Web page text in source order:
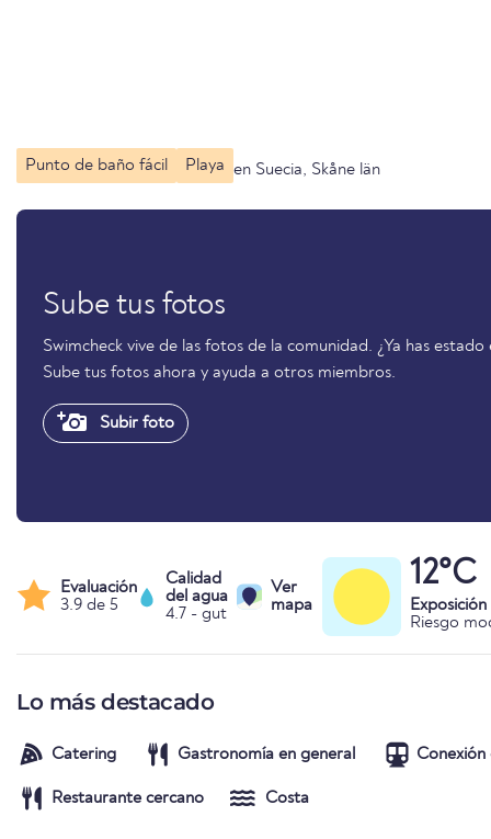
Punto de baño fácil Playa en Suecia, Skåne län
Sube tus fotos
Swimcheck vive de las fotos de la comunidad. ¿Ya has
Sube tus fotos ahora y ayuda a otros miembros.
Subir foto
Evaluación
3.9 de 5
Calidad
del agua
4.7 - gut
Ver
mapa
12°C
Riesgo
Lo más destacado
Catering Gastronomía en general
Restaurante cercano Costa